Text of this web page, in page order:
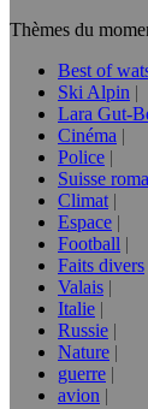
Thèmes du
Best of
Ski Alpin
Lara Gut-
Cinéma
Police
Suisse
Climat
Espace
Football
Faits divers
Valais
Italie
Russie
Nature
guerre
avion